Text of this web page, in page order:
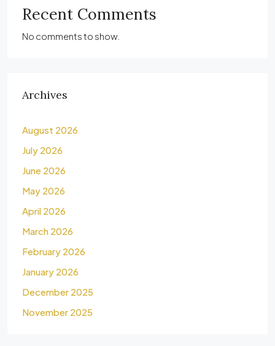
Recent Comments
No comments to show.
Archives
August 2026
July 2026
June 2026
May 2026
April 2026
March 2026
February 2026
January 2026
December 2025
November 2025